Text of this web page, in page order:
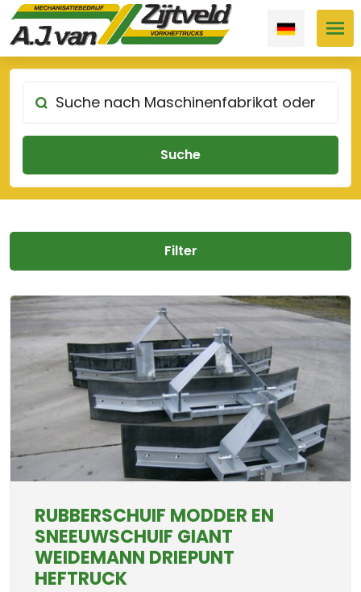
Filter
RUBBERSCHUIF MODDER EN
SNEEUWSCHUIF GIANT
WEIDEMANN DRIEPUNT
HEFTRUCK